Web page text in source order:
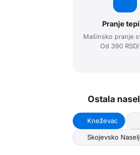
Pranje
Mašinsko pranje
Od 390 RSD/
Ostala
Kneževac
Skojevsko